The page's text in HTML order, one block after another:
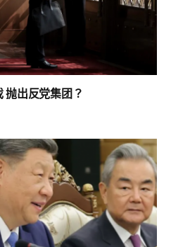
抛出反党集团？